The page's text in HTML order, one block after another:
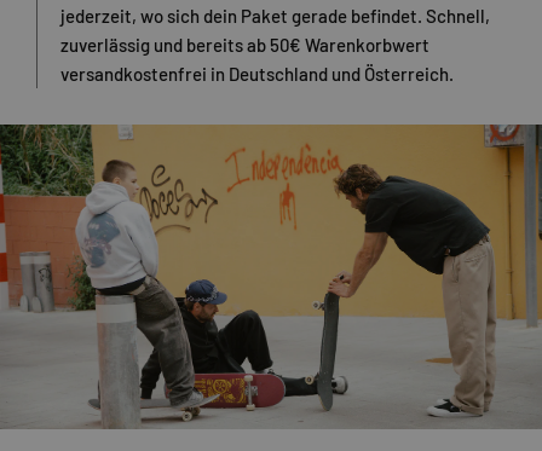
jederzeit, wo sich dein Paket gerade befindet. Schnell,
zuverlässig und bereits ab 50€ Warenkorbwert
versandkostenfrei in Deutschland und Österreich.